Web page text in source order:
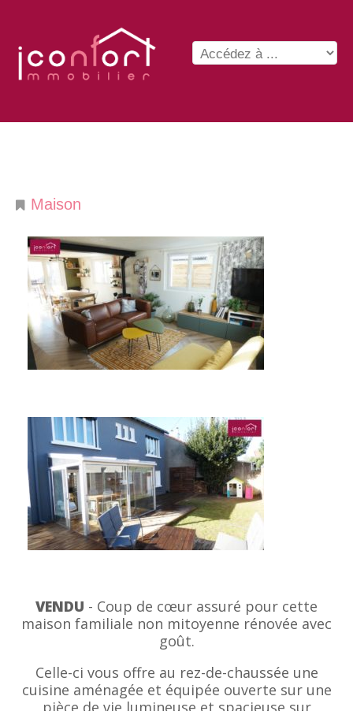
Maison
VENDU - Coup de cœur assuré pour cette
maison familiale non mitoyenne rénovée avec
goût.
Celle-ci vous offre au rez-de-chaussée une
cuisine aménagée et équipée ouverte sur une
pièce de vie lumineuse et spacieuse sur